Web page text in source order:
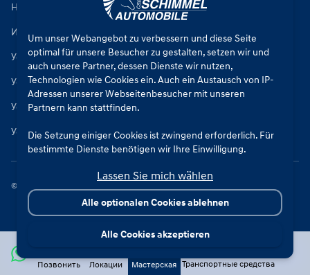
Настройки куки
Импринт
Условия ремонта автомобилей
Условия продажи новых автомобилей
Условия продажи подержанных автомобилей
Условия продажи запчастей
©
Um unser Webangebot zu verbessern und diese Seite
optimal für unsere Besucher zu gestalten, setzen wir und
auch unsere Partner, dessen Dienste wir nutzen,
Technologien wie Cookies ein. Auch ein Austausch von IP-
Adressen unserer Webseitenbesucher mit unseren
Partnern kann stattfinden.
Die Setzung einiger Cookies ist zwingend erforderlich. Für
bestimmte Dienste benötigen wir Ihre Einwilligung.
Durch den Klick auf „Alle Cookies akzeptieren“, willigen Sie
(jederzeit für die Zukunft widerruflich) in alle
Datenverarbeitungen (Setzung von Cookies und
Übermittlung der IP-Adresse an Partner) ein.
alle nicht zwingend notwendigen Cookies nicht gesetzt und
Lassen Sie mich wählen
Alle optionalen Cookies ablehnen
Alle Cookies akzeptieren
Позвонить Локации Мастерская Транспортные средства